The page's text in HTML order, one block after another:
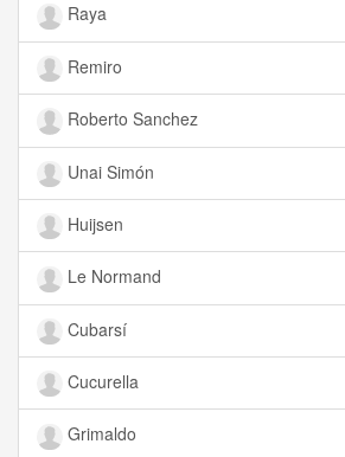
Raya
Remiro
Roberto Sanchez
Unai Simón
Huijsen
Le Normand
Cubarsí
Cucurella
Grimaldo